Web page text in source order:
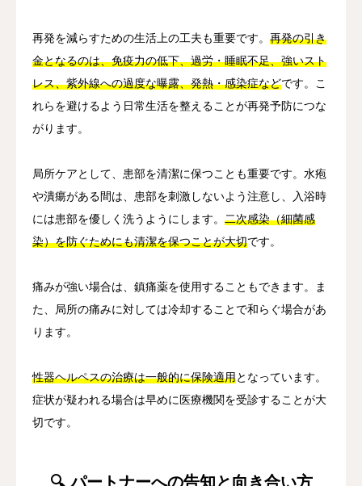
再発を減らすための生活上の工夫も重要です。 再発の引き
金となるのは、免疫力の低下、過労・睡眠不足、強いスト
レス、紫外線への過度な曝露、発熱・感染症などです。こ
れらを避けるよう日常生活を整えることが再発予防につな
がります。
局所ケアとして、患部を清潔に保つことも重要です。水疱
や潰瘍がある間は、患部を刺激しないよう注意し、入浴時
には患部を優しく洗うようにします。 二次感染（細菌感
染）を防ぐためにも清潔を保つことが大切です。
痛みが強い場合は、鎮痛薬を使用することもできます。ま
た、局所の痛みに対しては冷却することで和らぐ場合があ
ります。
性器ヘルペスの治療は一般的に保険適用となっています。
症状が疑われる場合は早めに医療機関を受診することが大
切です。
🔍 パートナーへの告知と向き合い方